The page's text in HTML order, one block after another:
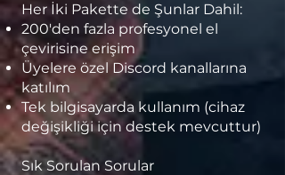
Her İki Pakette de Şunlar Dahil:
200'den fazla profesyonel el
çevirisine erişim
Üyelere özel Discord kanallarına
katılım
Tek bilgisayarda kullanım (cihaz
değişikliği için destek mevcuttur)
Sık Sorulan Sorular